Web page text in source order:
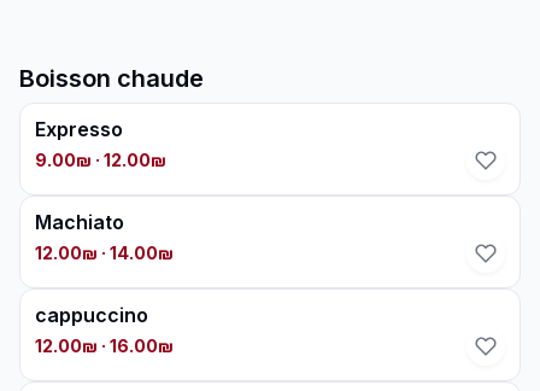
Boisson chaude
Expresso
9.00₪ · 12.00₪
Machiato
12.00₪ · 14.00₪
cappuccino
12.00₪ · 16.00₪